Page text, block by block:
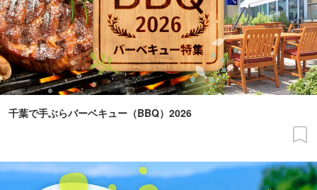
千葉で手ぶらバーベキュー（BBQ）2026